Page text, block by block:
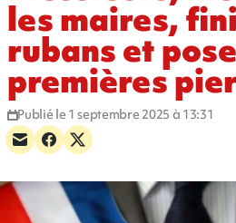
les maires,
rubans et
premières
Publié le 1 septembre 2025 à 13:31